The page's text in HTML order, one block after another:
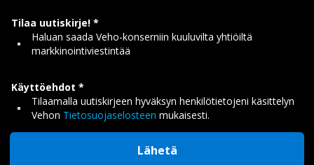
Tilaa uutiskirje!
Haluan saada Veho-konserniin kuuluvilta yhtiöiltä
markkinointiviestintää
Käyttöehdot
Tilaamalla uutiskirjeen hyväksyn henkilötietojeni käsittelyn
Vehon Tietosuojaselosteen mukaisesti.
Lähetä